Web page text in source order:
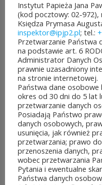
jest aż 30
po...
CZYTAJ DALEJ
JUBILEUSZOWE
DUCHOWIEŃSTWA
KLASYCZNYCH.
10
W dniach
Instytut Papieża Jana
(kod pocztowy: 02-972),
Księdza Prymasa
inspektor@ipjp2.pl; tel.:
Przetwarzanie Państwa
na podstawie art. 6
Administrator Danych
prawnie uzasadniony
na stronie internetowej.
Państwa dane
okres od 30 dni do 5 lat
przetwarzanie danych
Posiadają Państwo
danych osobowych,
usunięcia, jak również
przetwarzania; prawo
przenoszenia danych,
wobec przetwarzania
Pytania i ewentualne
Państwa danych